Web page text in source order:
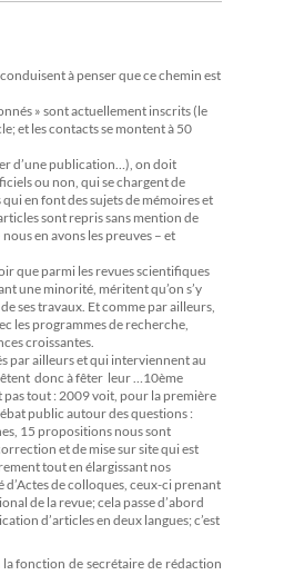
à penser que ce chemin est
» sont actuellement inscrits (le
et les contacts se montent à 50
d’une publication…), on doit
ou non, qui se chargent de
en font des sujets de mémoires et
sont repris sans mention de
en avons les preuves – et
que parmi les revues scientifiques
une minorité, méritent qu’on s’y
ses travaux. Et comme par ailleurs,
les programmes de recherche,
croissantes.
par ailleurs et qui interviennent au
donc à fêter leur …10ème
pas tout : 2009 voit, pour la première
public autour des questions :
15 propositions nous sont
et de mise sur site qui est
tout en élargissant nos
de colloques, ceux-ci prenant
de la revue; cela passe d’abord
d’articles en deux langues; c’est
fonction de secrétaire de rédaction